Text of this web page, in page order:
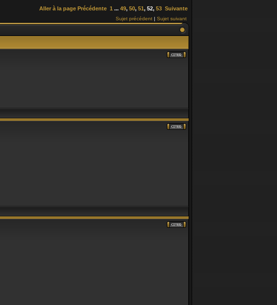
Aller à la page Précédente 1 ... 49, 50, 51, 52, 53 Suivante
Sujet précédent | Sujet suivant